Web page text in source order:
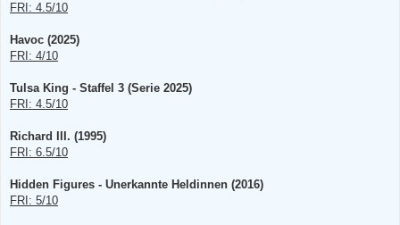
FRI: 4.5/10
Havoc (2025)
FRI: 4/10
Tulsa King - Staffel 3 (Serie 2025)
FRI: 4.5/10
Richard III. (1995)
FRI: 6.5/10
Hidden Figures - Unerkannte Heldinnen (2016)
FRI: 5/10